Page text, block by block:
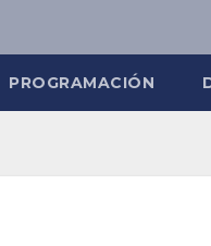
PROGRAMACIÓN